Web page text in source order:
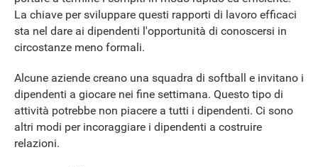
La chiave per sviluppare questi rapporti di lavoro efficaci
sta nel dare ai dipendenti l'opportunità di conoscersi in
circostanze meno formali.
Alcune aziende creano una squadra di softball e invitano i
dipendenti a giocare nei fine settimana. Questo tipo di
attività potrebbe non piacere a tutti i dipendenti. Ci sono
altri modi per incoraggiare i dipendenti a costruire
relazioni.